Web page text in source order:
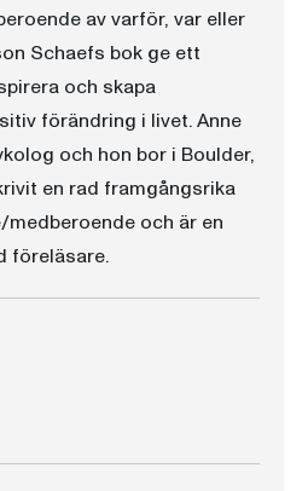
av varför, var eller
Schaefs bok ge ett
och skapa
förändring i livet. Anne
och hon bor i Boulder,
en rad framgångsrika
och är en
föreläsare.